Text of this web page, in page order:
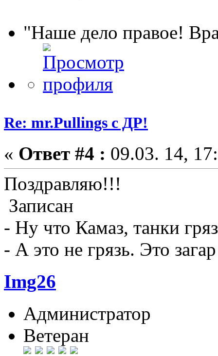
"Наше дело правое!
Re: mr.Pullings с ДР!
« Ответ #4 : 09.03. 14,
Поздравляю!!!
Записан
- Ну что Камаз, танки
- А это не грязь. Это
Img26
Администратор
Ветеран